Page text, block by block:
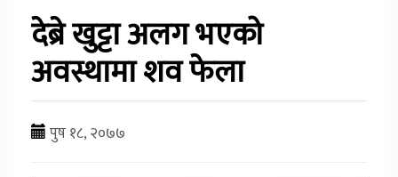
देब्रे खुट्टा अलग भएको
अवस्थामा शव फेला
पुष १८, २०७७